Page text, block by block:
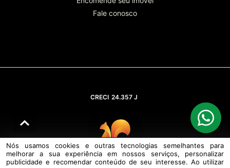
Fale conosco
CRECI 24.357 J
© DESENVOLVIDO PELAAGIL.NET
Nós usamos cookies e outras tecnologias semelhantes para
melhorar a sua experiência em nossos serviços, personalizar
publicidade e recomendar conteúdo de seu interesse. Ao utilizar